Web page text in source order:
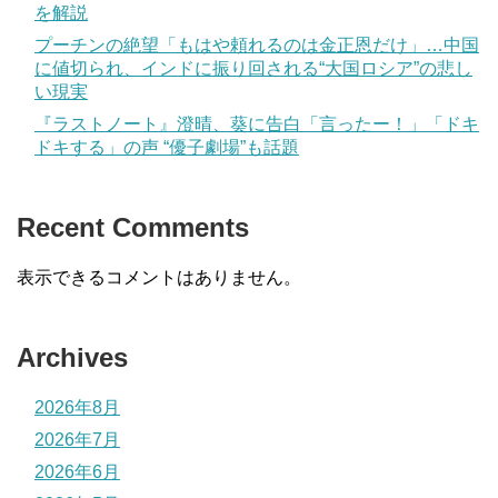
を解説
プーチンの絶望「もはや頼れるのは金正恩だけ」…中国
に値切られ、インドに振り回される“大国ロシア”の悲し
い現実
『ラストノート』澄晴、葵に告白「言ったー！」「ドキ
ドキする」の声 “優子劇場”も話題
Recent Comments
表示できるコメントはありません。
Archives
2026年8月
2026年7月
2026年6月